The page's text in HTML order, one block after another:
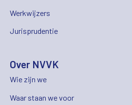
Werkwijzers
Jurisprudentie
Over NVVK
Wie zijn we
Waar staan we voor